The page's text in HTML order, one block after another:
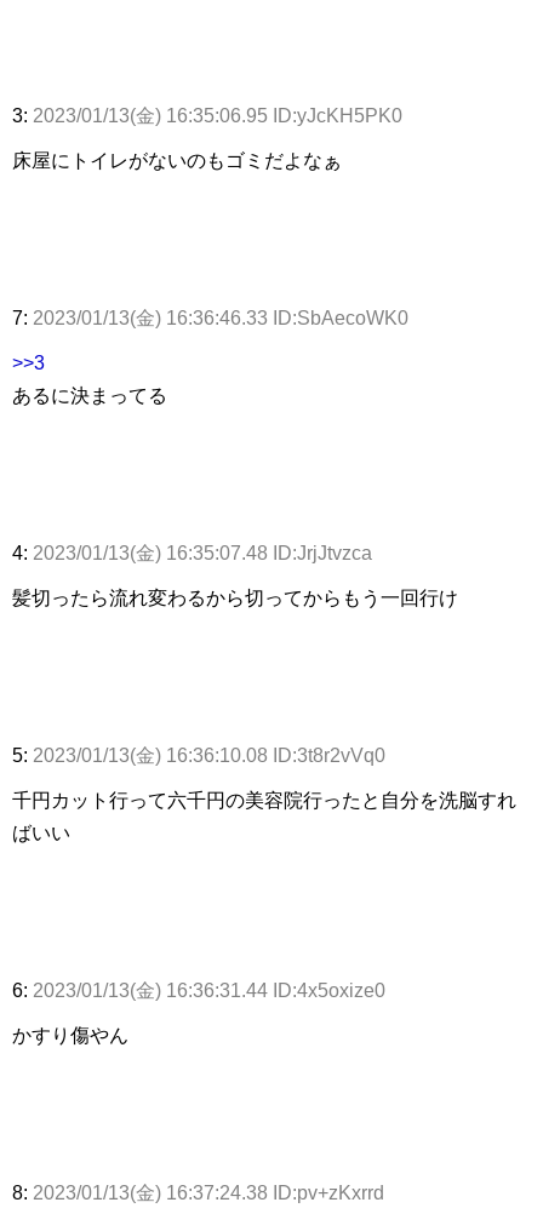
3: 2023/01/13(金) 16:35:06.95 ID:yJcKH5PK0
床屋にトイレがないのもゴミだよなぁ
7: 2023/01/13(金) 16:36:46.33 ID:SbAecoWK0
>>3
あるに決まってる
4: 2023/01/13(金) 16:35:07.48 ID:JrjJtvzca
髪切ったら流れ変わるから切ってからもう一回行け
5: 2023/01/13(金) 16:36:10.08 ID:3t8r2vVq0
千円カット行って六千円の美容院行ったと自分を洗脳すれ
ばいい
6: 2023/01/13(金) 16:36:31.44 ID:4x5oxize0
かすり傷やん
8: 2023/01/13(金) 16:37:24.38 ID:pv+zKxrrd